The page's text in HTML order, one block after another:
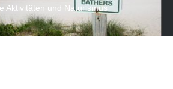
Aktivitäten und Naturismus